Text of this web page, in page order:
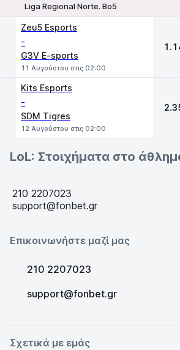
Liga Regional Norte. Bo5
Zeu5 Esports
-
G3V E-sports
11 Αυγούστου στις 02:00
Kits Esports
-
SDM Tigres
12 Αυγούστου στις 02:00
LoL: Στοιχήματα στο
210 2207023
support@fonbet.gr
Επικοινωνήστε μαζί μας
210 2207023
support@fonbet.gr
Σχετικά με εμάς